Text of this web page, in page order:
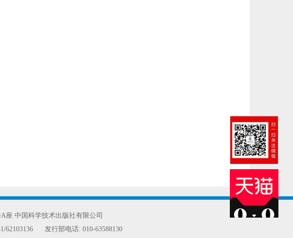
座 中国科学技术出版社有限公司
62103136 发行部电话: 010-63588130